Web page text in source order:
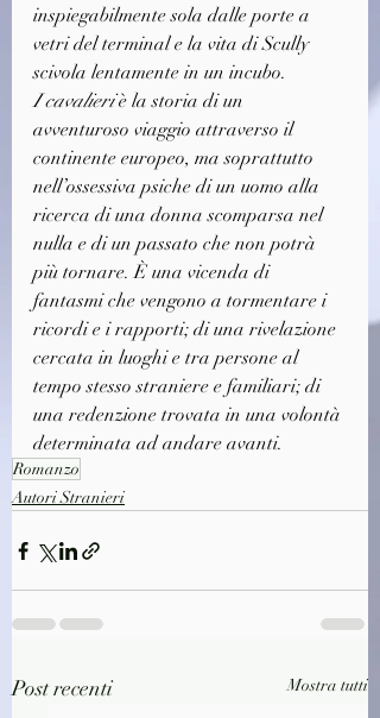
inspiegabilmente sola dalle porte a
vetri del terminal e la vita di Scully
scivola lentamente in un incubo.
I cavalieri è la storia di un
avventuroso viaggio attraverso il
continente europeo, ma soprattutto
nell’ossessiva psiche di un uomo alla
ricerca di una donna scomparsa nel
nulla e di un passato che non potrà
più tornare. È una vicenda di
fantasmi che vengono a tormentare i
ricordi e i rapporti; di una rivelazione
cercata in luoghi e tra persone al
tempo stesso straniere e familiari; di
una redenzione trovata in una volontà
determinata ad andare avanti.
Romanzo
Autori Stranieri
Post recenti Mostra tutti